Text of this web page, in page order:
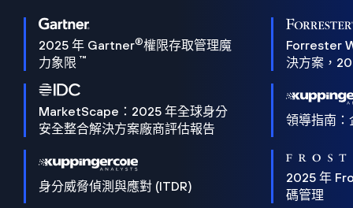
2025 年 Gartner®權限存取管理魔
力象限 ™
Forrester
決方案，
MarketScape：2025 年全球身分
安全整合解決方案廠商評估報告
領導指南
身分威脅偵測與應對 (ITDR)
2025 年
碼管理